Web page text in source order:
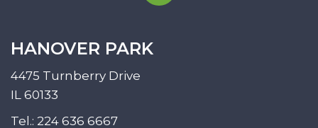
HANOVER PARK
4475 Turnberry Drive
IL 60133
Tel.: 224 636 6667